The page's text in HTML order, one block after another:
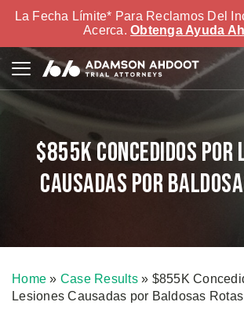
La Fecha Límite* Para Reclamos Del
Acerca. Obtenga Ayuda
$855K Concedidos por
Causadas por
Home » Case Results» $855K
Lesiones Causadas por Baldosas Rotas